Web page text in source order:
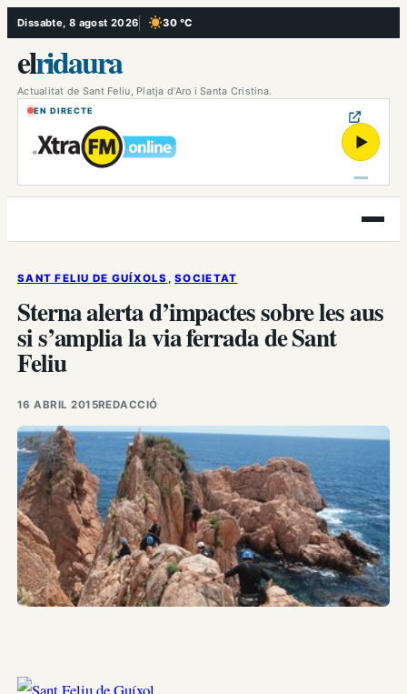
Vés
al
contingut
Dissabte, 8 agost 2026 30 °C
, Cel serè
elridaura
Actualitat de Sant Feliu, Platja d’Aro i Santa Cristina.
EN DIRECTE
▶
Obre
el
SANT FELIU DE GUÍXOLS , SOCIETAT
Sterna alerta d’impactes sobre les aus
si s’amplia la via ferrada de Sant
Feliu
16 ABRIL 2015REDACCIÓ